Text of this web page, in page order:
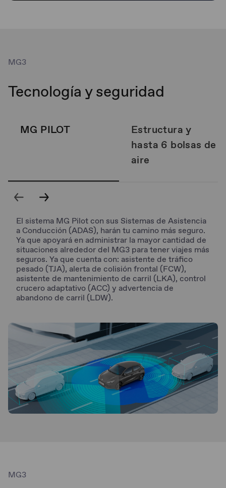
MG3
Tecnología y seguridad
MG PILOT
Estructura y
hasta 6 bolsas de
aire
El sistema MG Pilot con sus Sistemas de Asistencia
a Conducción (ADAS), harán tu camino más seguro.
Ya que apoyará en administrar la mayor cantidad de
situaciones alrededor del MG3 para tener viajes más
seguros. Ya que cuenta con: asistente de tráfico
pesado (TJA), alerta de colisión frontal (FCW),
asistente de mantenimiento de carril (LKA), control
crucero adaptativo (ACC) y advertencia de
abandono de carril (LDW).
MG3